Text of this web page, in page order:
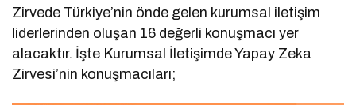
Zirvede Türkiye’nin önde gelen kurumsal iletişim
liderlerinden oluşan 16 değerli konuşmacı yer
alacaktır. İşte Kurumsal İletişimde Yapay Zeka
Zirvesi’nin konuşmacıları;